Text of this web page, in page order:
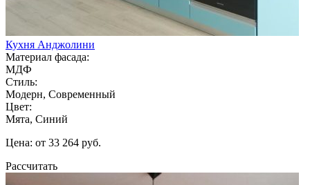
Кухня Анджолини
Материал фасада:
МДФ
Стиль:
Модерн, Современный
Цвет:
Мята, Синий
Цена: от 33 264 руб.
Рассчитать